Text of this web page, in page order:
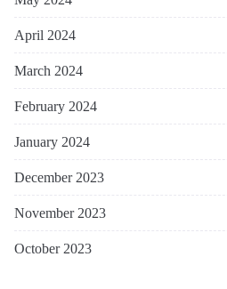
April 2024
March 2024
February 2024
January 2024
December 2023
November 2023
October 2023